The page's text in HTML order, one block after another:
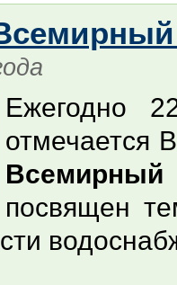
Ежегодно
отмечается
посвящен